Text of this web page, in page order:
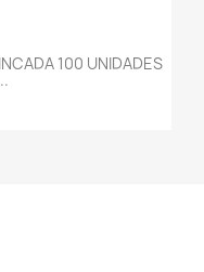
100 UNIDADES